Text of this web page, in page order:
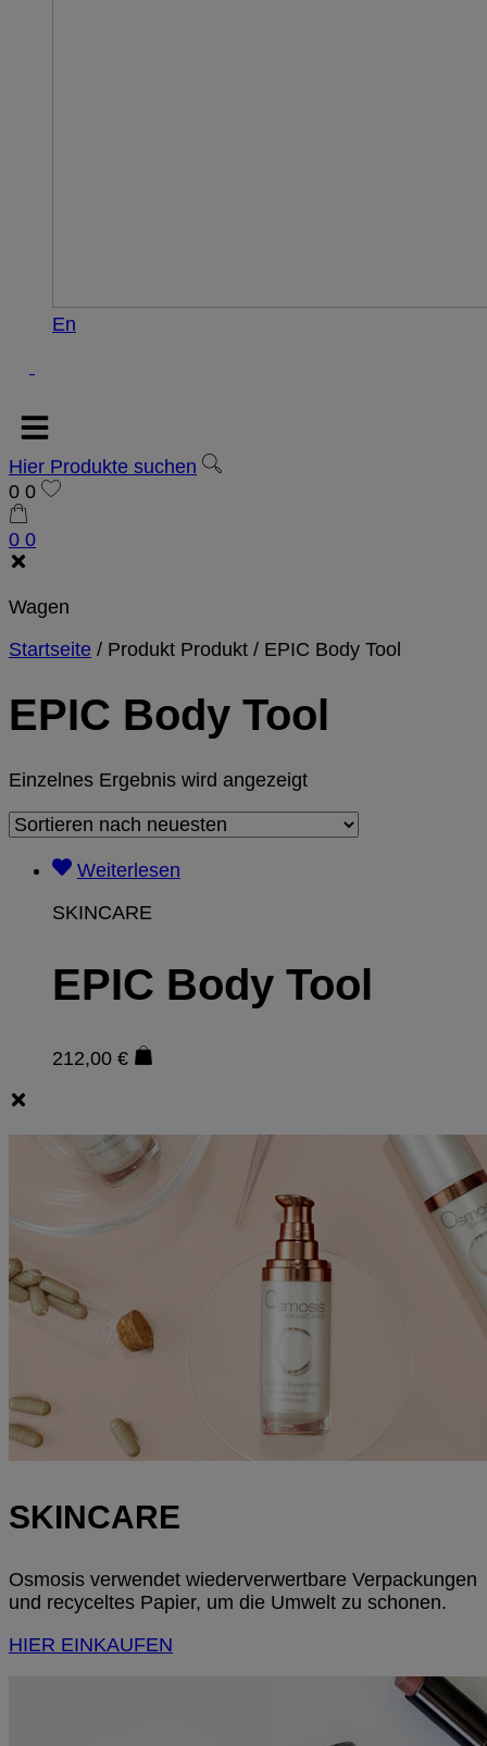
En
Hier Produkte suchen
0 0
0 0
Wagen
Startseite / Produkt Produkt / EPIC Body Tool
EPIC Body Tool
Einzelnes Ergebnis wird angezeigt
Weiterlesen
SKINCARE
EPIC Body Tool
212,00 €
SKINCARE
Osmosis verwendet wiederverwertbare Verpackungen
und recyceltes Papier, um die Umwelt zu schonen.
HIER EINKAUFEN